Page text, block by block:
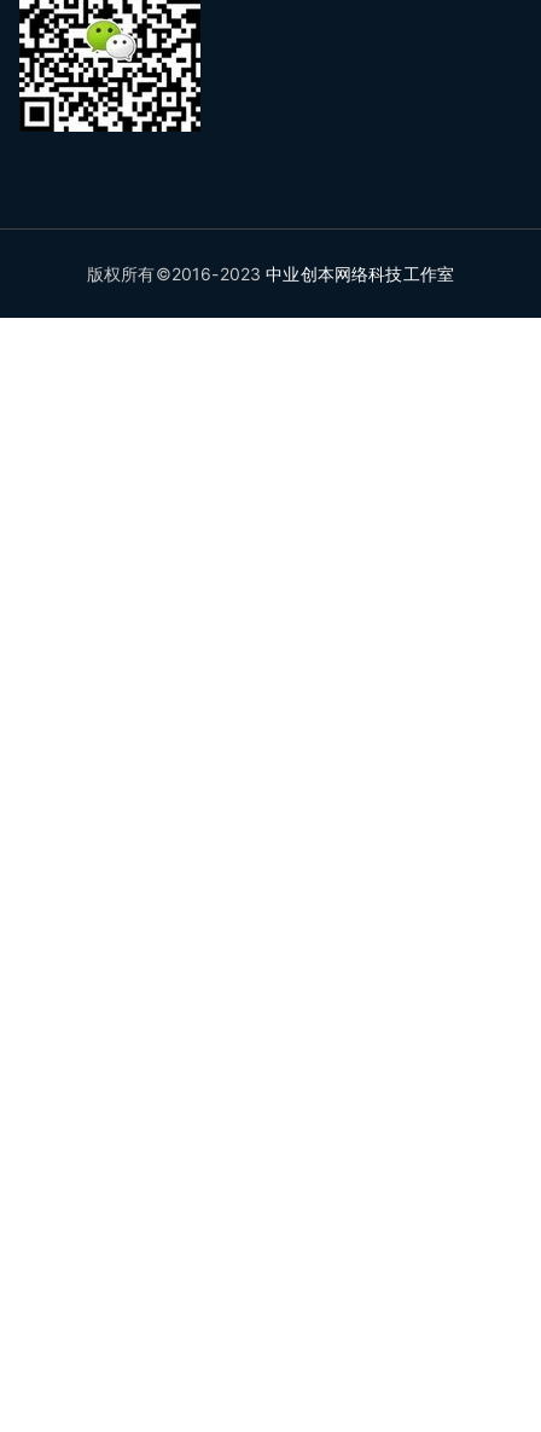
版权所有©2016-2023中业创本网络科技工作室